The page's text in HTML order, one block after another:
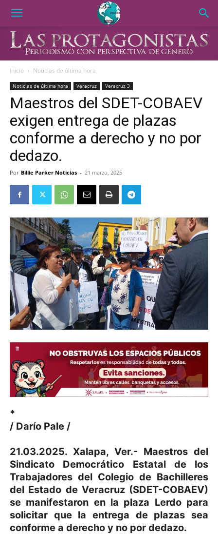
Inicio Noticias de última hora
Noticias de última hora Veracruz Veracruz 3
Maestros del SDET-COBAEV
exigen entrega de plazas
conforme a derecho y no por
dedazo.
Por Billie Parker Noticias - 21 marzo, 2025
*
/ Darío Pale /
21.03.2025. Xalapa, Ver.- Maestros del
Sindicato Democrático Estatal de los
Trabajadores del Colegio de Bachilleres
del Estado de Veracruz (SDET-COBAEV)
se manifestaron en la plaza Lerdo para
solicitar que la entrega de plazas sea
conforme a derecho y no por dedazo.